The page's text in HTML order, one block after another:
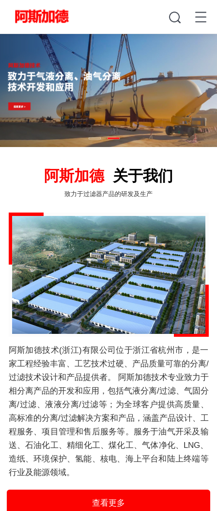
阿斯加德 关于我们
致力于过滤器产品的研发及生产
阿斯加德技术(浙江)有限公司位于浙江省杭州市，是一
家工程经验丰富、工艺技术过硬、产品质量可靠的分离/
过滤技术设计和产品提供者。 阿斯加德技术专业致力于
相分离产品的开发和应用，包括气液分离/过滤、气固分
离/过滤、液液分离/过滤等；为全球客户提供高质量、
高标准的分离/过滤解决方案和产品，涵盖产品设计、工
程服务、项目管理和售后服务等。服务于油气开采及输
送、石油化工、精细化工、煤化工、气体净化、LNG、
造纸、环境保护、氢能、核电、海上平台和陆上终端等
行业及能源领域。
查看更多